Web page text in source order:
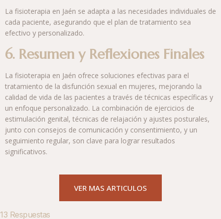
La fisioterapia en Jaén se adapta a las necesidades individuales de
cada paciente, asegurando que el plan de tratamiento sea
efectivo y personalizado.
6. Resumen y Reflexiones Finales
La fisioterapia en Jaén ofrece soluciones efectivas para el
tratamiento de la disfunción sexual en mujeres, mejorando la
calidad de vida de las pacientes a través de técnicas específicas y
un enfoque personalizado. La combinación de ejercicios de
estimulación genital, técnicas de relajación y ajustes posturales,
junto con consejos de comunicación y consentimiento, y un
seguimiento regular, son clave para lograr resultados
significativos.
VER MAS ARTICULOS
13 Respuestas